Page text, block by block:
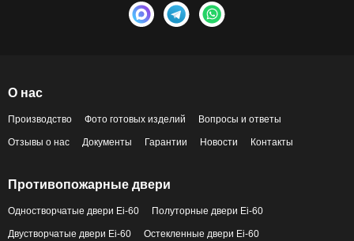
О нас
Производство Фото готовых изделий Вопросы и ответы
Отзывы о нас Документы Гарантии Новости Контакты
Противопожарные двери
Одностворчатые двери Ei-60 Полуторные двери Ei-60
Двустворчатые двери Ei-60 Остекленные двери Ei-60